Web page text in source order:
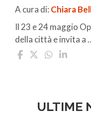
A cura di: Chiara
Il 23 e 24 maggio
della città e invita a
ULTIME